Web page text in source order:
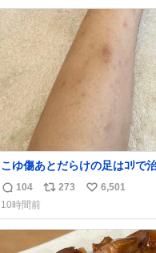
こゆ傷あとだらけの足はｺﾘで
くなる。
返
信
数
104
リ
ス
ト
273
い
ね
数
6,501
10時間前